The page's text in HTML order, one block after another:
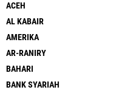
ACEH
AL KABAIR
AMERIKA
AR-RANIRY
BAHARI
BANK SYARIAH